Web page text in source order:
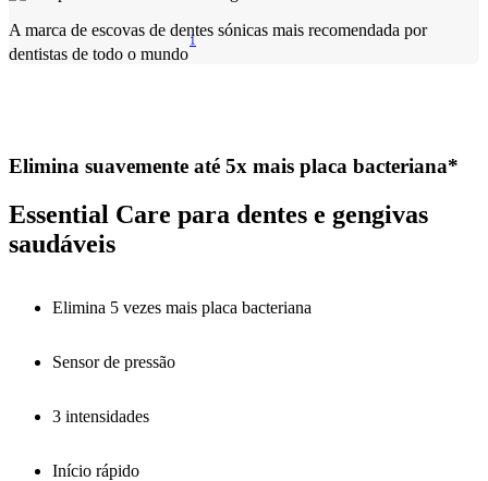
A marca de escovas de dentes sónicas mais recomendada por
dentistas de todo o mundo
1
Elimina suavemente até 5x mais placa bacteriana*
Essential Care para dentes e gengivas
saudáveis
Elimina 5 vezes mais placa bacteriana
Sensor de pressão
3 intensidades
Início rápido